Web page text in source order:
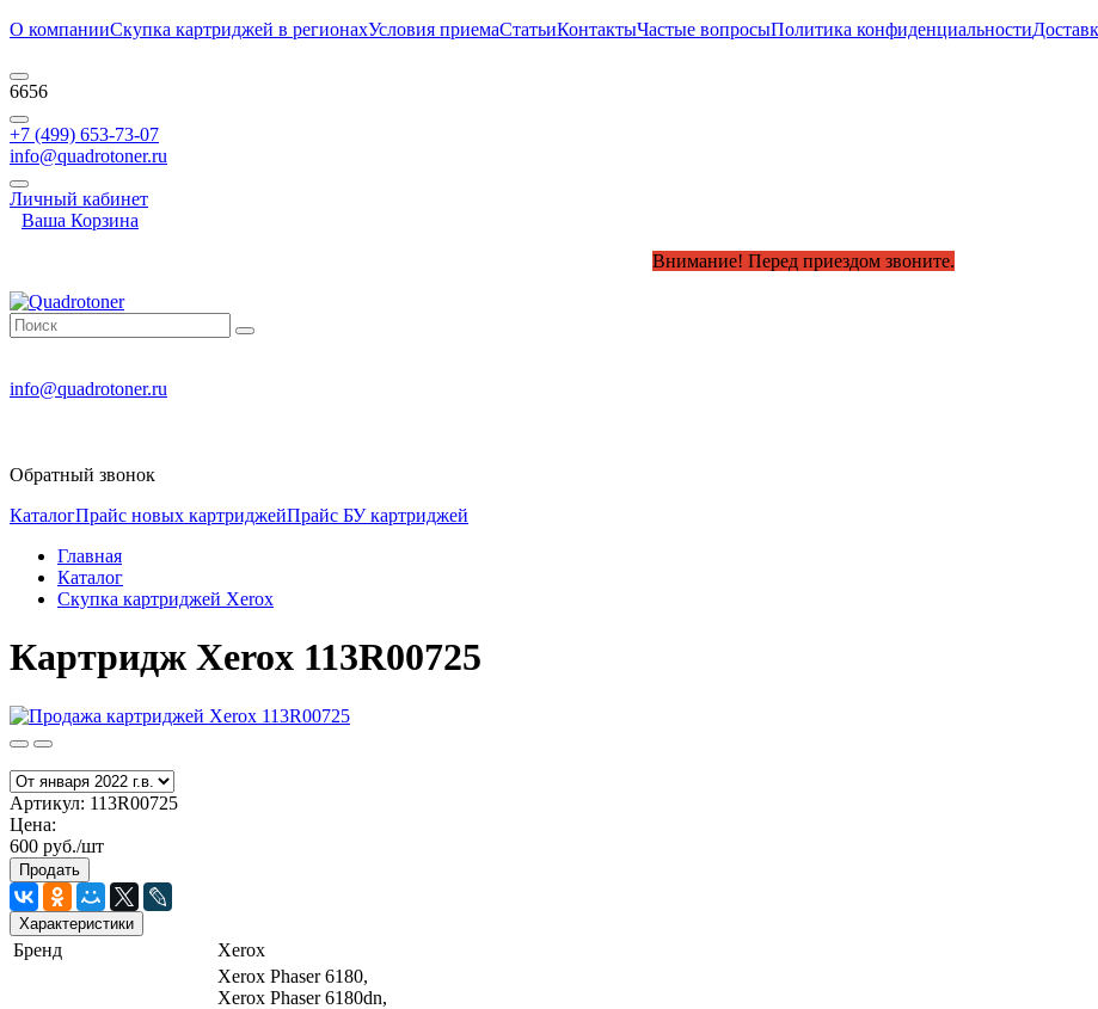
О компанииСкупка картриджей в регионахУсловия приемаСтатьиКонтактыЧастые вопросыПолитика конфиденциальности
6656
+7 (499) 653-73-07
info@quadrotoner.ru
Личный кабинет
Ваша Корзина
Внимание! Перед приездом звоните.
info@quadrotoner.ru
Обратный звонок
КаталогПрайс новых картриджейПрайс БУ картриджей
Главная
Каталог
Скупка картриджей Xerox
Картридж Xerox 113R00725
Артикул: 113R00725
Цена:
600 руб./шт
Продать
Характеристики
Бренд Xerox
Xerox Phaser 6180,
Xerox Phaser 6180dn,